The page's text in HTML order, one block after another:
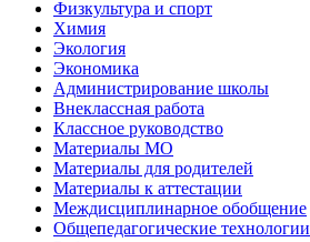
Физкультура и спорт
Химия
Экология
Экономика
Администрирование школы
Внеклассная работа
Классное руководство
Материалы МО
Материалы для родителей
Материалы к аттестации
Междисциплинарное обобщение
Общепедагогические технологии